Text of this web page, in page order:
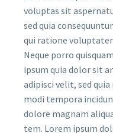
voluptas sit
sed quia
qui ratione
Neque porro
ipsum quia dolor sit
adipisci velit, sed
modi tempora
dolore magnam
tem. Lorem ipsum